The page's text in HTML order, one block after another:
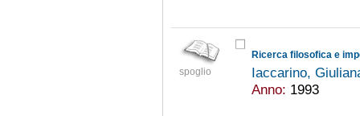
spoglio
Ricerca filosofica e
Iaccarino,
Anno: 1993